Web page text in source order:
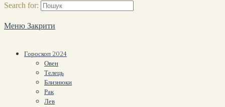
Search for:
МенюЗакрити
Гороскоп 2024
Овен
Телець
Близнюки
Рак
Лев